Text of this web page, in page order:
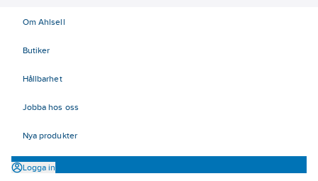
Om Ahlsell
Butiker
Hållbarhet
Jobba hos oss
Nya produkter
Logga in